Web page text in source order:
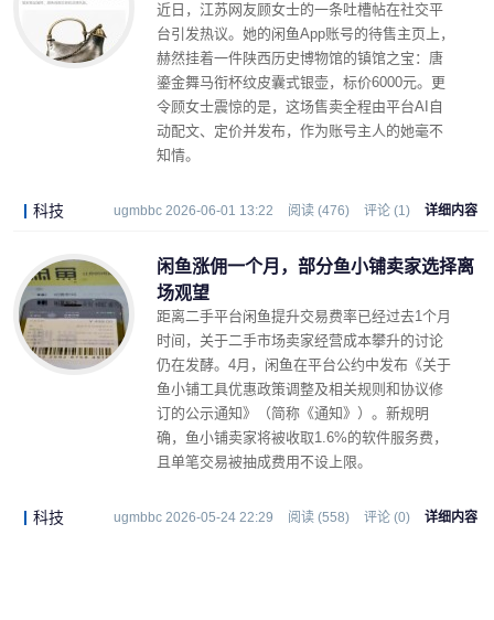
近日，江苏网友顾女士的一条吐槽帖在社交平
台引发热议。她的闲鱼App账号的待售主页上，
赫然挂着一件陕西历史博物馆的镇馆之宝：唐
鎏金舞马衔杯纹皮囊式银壶，标价6000元。更
令顾女士震惊的是，这场售卖全程由平台AI自
动配文、定价并发布，作为账号主人的她毫不
知情。
科技 ugmbbc 2026-06-01 13:22 阅读 (476) 评论 (1) 详细内容
闲鱼涨佣一个月，部分鱼小铺卖家选择离
场观望
距离二手平台闲鱼提升交易费率已经过去1个月
时间，关于二手市场卖家经营成本攀升的讨论
仍在发酵。4月，闲鱼在平台公约中发布《关于
鱼小铺工具优惠政策调整及相关规则和协议修
订的公示通知》（简称《通知》）。新规明
确，鱼小铺卖家将被收取1.6%的软件服务费，
且单笔交易被抽成费用不设上限。
科技 ugmbbc 2026-05-24 22:29 阅读 (558) 评论 (0) 详细内容